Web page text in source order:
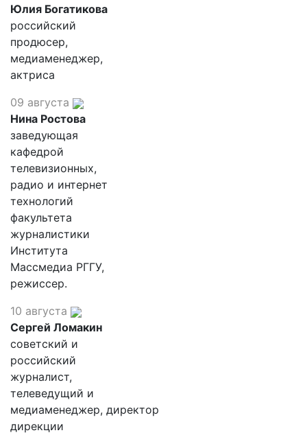
Юлия Богатикова
российский
продюсер,
медиаменеджер,
актриса
09 августа
Нина Ростова
заведующая
кафедрой
телевизионных,
радио и интернет
технологий
факультета
журналистики
Института
Массмедиа РГГУ,
режиссер.
10 августа
Сергей Ломакин
советский и
российский
журналист,
телеведущий и
медиаменеджер, директор
дирекции